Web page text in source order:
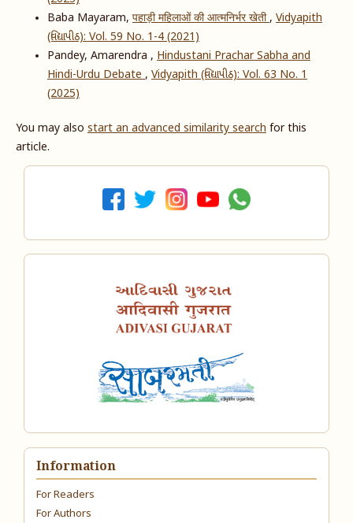
Baba Mayaram, पहाड़ी महिलाओं की आत्मनिर्भर खेती, Vidyapith
(વિદ્યાપીઠ): Vol. 59 No. 1-4 (2021)
Pandey, Amarendra , Hindustani Prachar Sabha and
Hindi-Urdu Debate, Vidyapith (વિદ્યાપીઠ): Vol. 63 No. 1
(2025)
You may also start an advanced similarity searchfor this
article.
Information
For Readers
For Authors